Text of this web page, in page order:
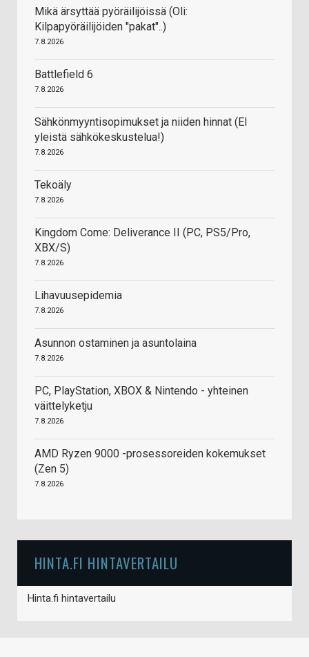
Mikä ärsyttää pyöräilijöissä (Oli:
Kilpapyöräilijöiden "pakat"..)
7.8.2026
Battlefield 6
7.8.2026
Sähkönmyyntisopimukset ja niiden hinnat (EI
yleistä sähkökeskustelua!)
7.8.2026
Tekoäly
7.8.2026
Kingdom Come: Deliverance II (PC, PS5/Pro,
XBX/S)
7.8.2026
Lihavuusepidemia
7.8.2026
Asunnon ostaminen ja asuntolaina
7.8.2026
PC, PlayStation, XBOX & Nintendo - yhteinen
väittelyketju
7.8.2026
AMD Ryzen 9000 -prosessoreiden kokemukset
(Zen 5)
7.8.2026
HINTA.FI HINTAVERTAILU
Hinta.fi hintavertailu